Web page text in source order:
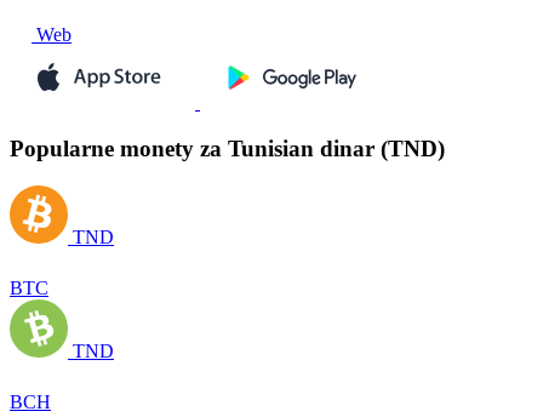
Web
Popularne monety za Tunisian dinar (TND)
TND
BTC
TND
BCH